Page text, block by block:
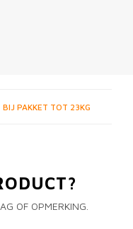
PAKKET TOT 23KG
OF OPMERKING.